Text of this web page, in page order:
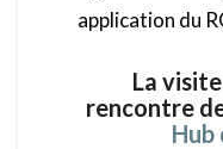
application du
La
rencontre
Hub